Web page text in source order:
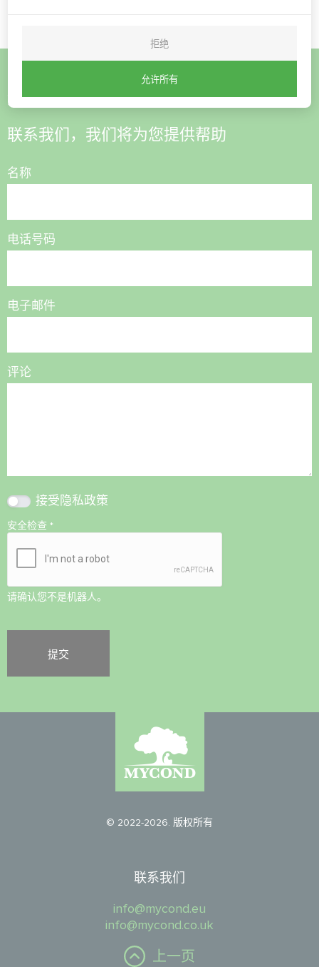
想购买或有疑问？
联系我们，我们将为您提供帮助
名称
电话号码
电子邮件
评论
接受隐私政策
安全检查 *
请确认您不是机器人。
© 2022-2026. 版权所有
联系我们
info@mycond.eu
info@mycond.co.uk
上一页
拒绝
允许所有